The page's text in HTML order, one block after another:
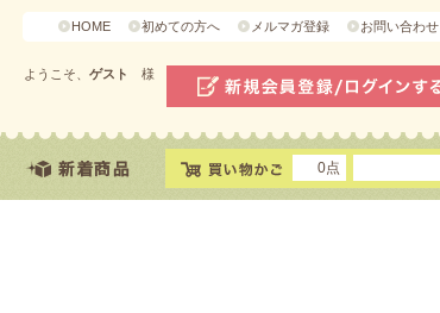
HOME 初めての方へ メルマガ登録 お問い合わせ
ようこそ、 ゲスト 様
0点